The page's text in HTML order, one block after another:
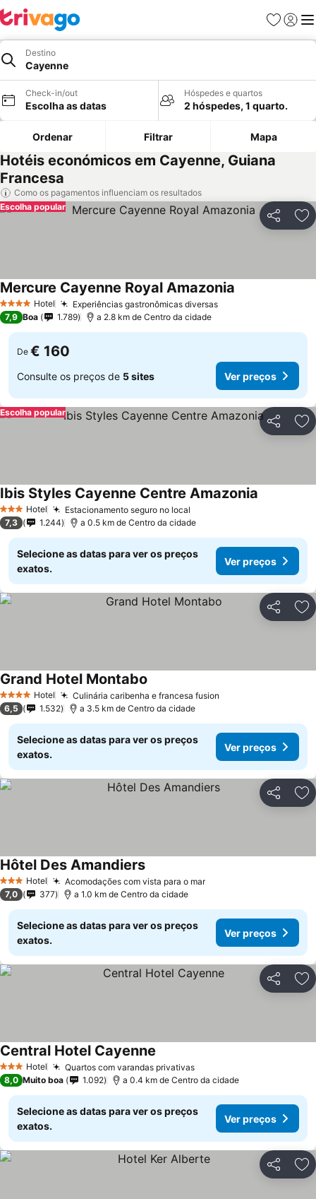
Favoritos
Iniciar
Destino
Cayenne
Check-in/out
Escolha as datas
Hóspedes e quartos
2 hóspedes, 1 quarto.
Ordenar Filtrar Mapa
Hotéis económicos em Cayenne, Guiana
Francesa
Como os pagamentos influenciam os resultados
Partilhar
Escolha popular
4 EstrelasHotel Experiências gastronômicas diversas
Mercure Cayenne Royal Amazonia
7,9 Boa 1.789 a 2.8 km de Centro da cidade
De € 160
Consulte os preços de 5 sites Ver preços
Partilhar
Escolha popular
3 EstrelasHotel Estacionamento seguro no local
Ibis Styles Cayenne Centre Amazonia
7,3 1.244 a 0.5 km de Centro da cidade
Selecione as datas para ver os preços
exatos.
Ver preços
Partilhar
4 EstrelasHotel Culinária caribenha e francesa fusion
Grand Hotel Montabo
6,5 1.532 a 3.5 km de Centro da cidade
Selecione as datas para ver os preços
exatos.
Ver preços
Partilhar
3 EstrelasHotel Acomodações com vista para o mar
Hôtel Des Amandiers
7,0 377 a 1.0 km de Centro da cidade
Selecione as datas para ver os preços
exatos.
Ver preços
Partilhar
3 EstrelasHotel Quartos com varandas privativas
Central Hotel Cayenne
8,0 Muito boa 1.092 a 0.4 km de Centro da cidade
Selecione as datas para ver os preços
exatos.
Ver preços
Partilhar